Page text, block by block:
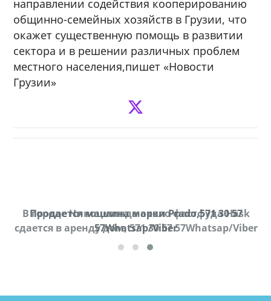
направлении содействия кооперированию
общинно-семейных хозяйств в Грузии, что
окажет существенную помощь в развитии
сектора и в решении различных проблем
местного населения,пишет «Новости
Грузии»
В городе Ниноцминда около фастфуда Hask
cдается в аренду дом, 571 30 57 57Whatsap/Viber
Продается машина марки Prado,571 30 57
57Whatsap/Viber